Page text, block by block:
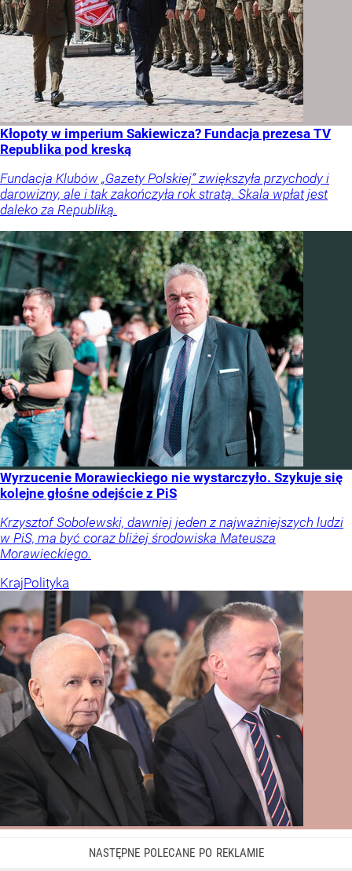
Kłopoty w imperium Sakiewicza? Fundacja prezesa TV
Republika pod kreską
Fundacja Klubów „Gazety Polskiej” zwiększyła przychody i
darowizny, ale i tak zakończyła rok stratą. Skala wpłat jest
daleko za Republiką.
Wyrzucenie Morawieckiego nie wystarczyło. Szykuje się
kolejne głośne odejście z PiS
Krzysztof Sobolewski, dawniej jeden z najważniejszych ludzi
w PiS, ma być coraz bliżej środowiska Mateusza
Morawieckiego.
KrajPolityka